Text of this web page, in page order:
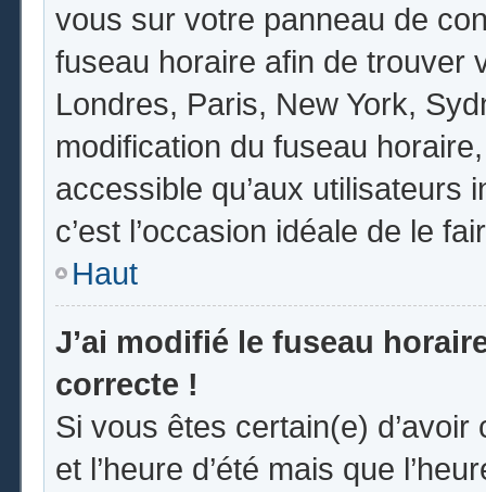
vous sur votre panneau de
fuseau horaire afin de trouver
Londres, Paris, New York,
modification du fuseau
accessible qu’aux utilisateurs
c’est l’occasion idéale de le
Haut
J’ai modifié le fuseau
correcte !
Si vous êtes certain(e)
et l’heure d’été mais que